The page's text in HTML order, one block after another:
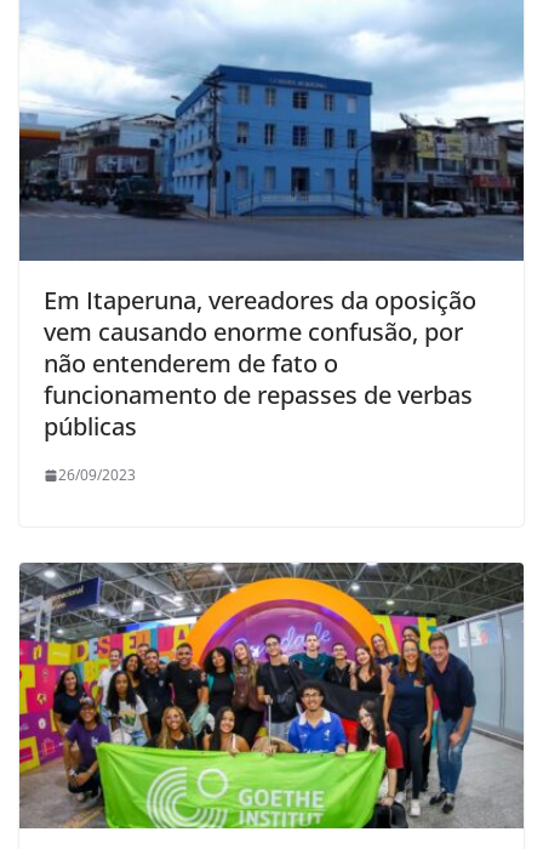
Em Itaperuna, vereadores da oposição
vem causando enorme confusão, por
não entenderem de fato o
funcionamento de repasses de verbas
públicas
26/09/2023